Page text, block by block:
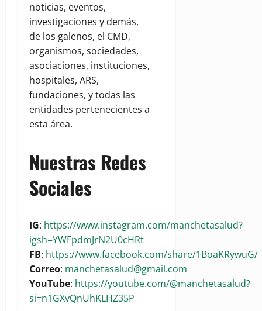
noticias, eventos,
investigaciones y demás,
de los galenos, el CMD,
organismos, sociedades,
asociaciones, instituciones,
hospitales, ARS,
fundaciones, y todas las
entidades pertenecientes a
esta área.
Nuestras Redes
Sociales
IG: https://www.instagram.com/manchetasalud?
igsh=YWFpdmJrN2U0cHRt
FB: https://www.facebook.com/share/1BoaKRywuG/
Correo: manchetasalud@gmail.com
YouTube: https://youtube.com/@manchetasalud?
si=n1GXvQnUhKLHZ35P